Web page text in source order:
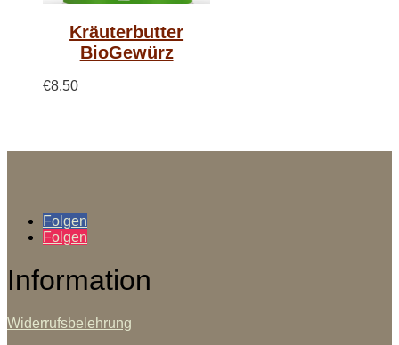
Kräuterbutter
BioGewürz
€8,50
Folgen
Folgen
Information
Widerrufsbelehrung